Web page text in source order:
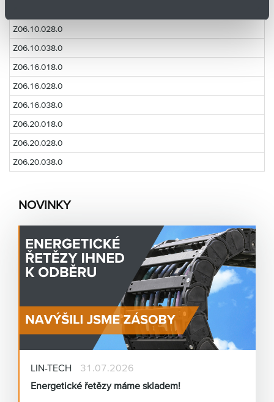
Z06.10.028.0
Z06.10.038.0
Z06.16.018.0
Z06.16.028.0
Z06.16.038.0
Z06.20.018.0
Z06.20.028.0
Z06.20.038.0
NOVINKY
LIN-TECH
31.07.2026
Energetické řetězy máme skladem!